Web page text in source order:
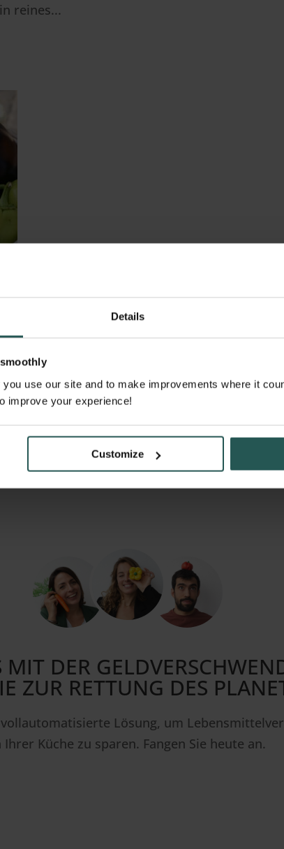
Details
use our site and to make improvements where it
improve your experience!
Customize
reines...
Tracking-System? Wie
reduzieren?
Fleck. Sie wissen,...
MIT DER
ZUR RETTUNG DES
Lösung, um
Ihrer Küche zu sparen. Fangen Sie heute an.